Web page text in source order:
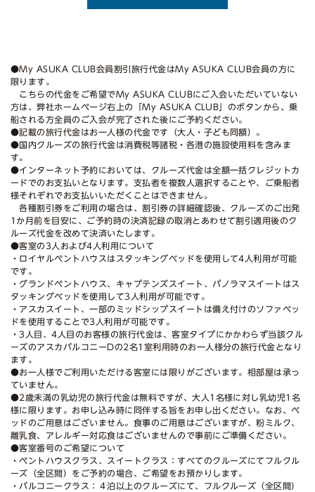
●My ASUKA CLUB会員割引旅行代金はMy ASUKA CLUB会員の方に
限ります。
こちらの代金をご希望でMy ASUKA CLUBにご入会いただいていない
方は、弊社ホームページ右上の「My ASUKA CLUB」のボタンから、乗
船される方全員のご入会が完了された後にご予約ください。
●記載の旅行代金はお一人様の代金です（大人・子ども同額）。
●国内クルーズの旅行代金は消費税等諸税・各港の施設使用料を含みま
す。
●インターネット予約においては、クルーズ代金は全額一括クレジットカ
ードでのお支払いとなります。支払者を複数人選択することや、ご乗船者
様それぞれでお支払いいただくことはできません。
各種割引券をご利用の場合は、割引券の詳細確認後、クルーズのご出発
1か月前を目安に、ご予約時の決済記録の取消とあわせて割引適用後のク
ルーズ代金を改めて決済いたします。
●客室の3人および4人利用について
・ロイヤルペントハウスはスタッキングベッドを使用して4人利用が可能
です。
・グランドペントハウス、キャプテンズスイート、パノラマスイートはス
タッキングベッドを使用して3人利用が可能です。
・アスカスイート、一部のミッドシップスイートは備え付けのソファベッ
ドを使用することで3人利用が可能です。
・3人目、4人目のお客様の旅行代金は、客室タイプにかかわらず当該クル
ーズのアスカバルコニーDの2名1室利用時のお一人様分の旅行代金となり
ます。
●お一人様でご利用いただける客室には限りがございます。相部屋は承っ
ていません。
●2歳未満の乳幼児の旅行代金は無料ですが、大人1名様に対し乳幼児1名
様に限ります。お申し込み時に同伴する旨をお申し出ください。なお、ベ
ッドのご用意はございません。食事のご用意はございますが、粉ミルク、
離乳食、アレルギー対応食はございませんので事前にご準備ください。
●客室番号のご希望について
・ペントハウスクラス、スイートクラス：すべてのクルーズにてフルクル
ーズ（全区間）をご予約の場合、ご希望をお預かりします。
・バルコニークラス：４泊以上のクルーズにて、フルクルーズ（全区間）